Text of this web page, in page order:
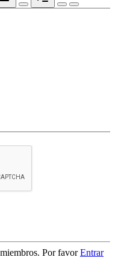
Por favorEntrar